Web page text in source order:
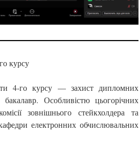
курсу
4-го курсу — захист дипломних
Особливістю цьогорічних
зовнішнього стейкхолдера та
електронних обчислювальних